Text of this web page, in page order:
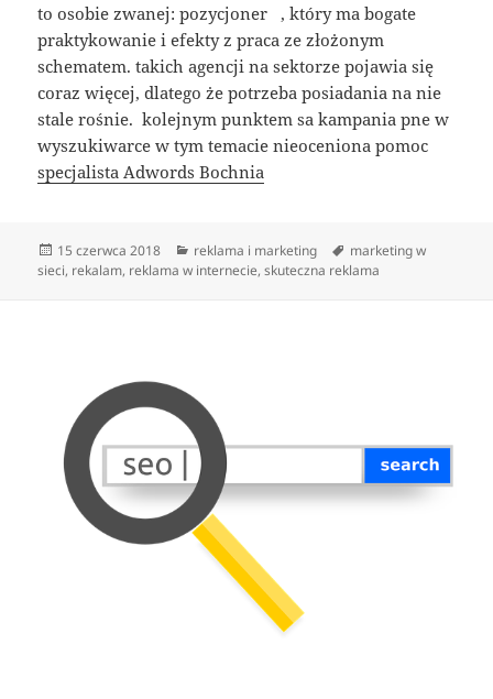
to osobie zwanej: pozycjoner , który ma bogate
praktykowanie i efekty z praca ze złożonym
schematem. takich agencji na sektorze pojawia się
coraz więcej, dlatego że potrzeba posiadania na nie
stale rośnie. kolejnym punktem sa kampania pne w
wyszukiwarce w tym temacie nieoceniona pomoc
specjalista Adwords Bochnia
Data
publikacji
15 czerwca 2018 Kategorie
reklama i marketing Tagi
marketing w
sieci, rekalam, reklama w internecie,skuteczna reklama